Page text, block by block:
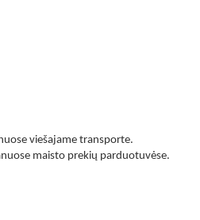
viešajame transporte.
maisto prekių parduotuvėse.